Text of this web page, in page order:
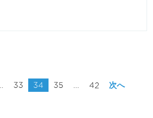
33 34 35 42 次へ